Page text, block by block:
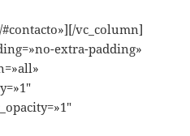
vc_column]
extra-padding»